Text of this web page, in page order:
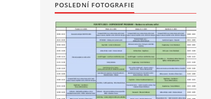
POSLEDNÍ FOTOGRAFIE